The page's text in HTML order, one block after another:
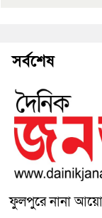
সর্বশেষ
ফুলপুরে নানা